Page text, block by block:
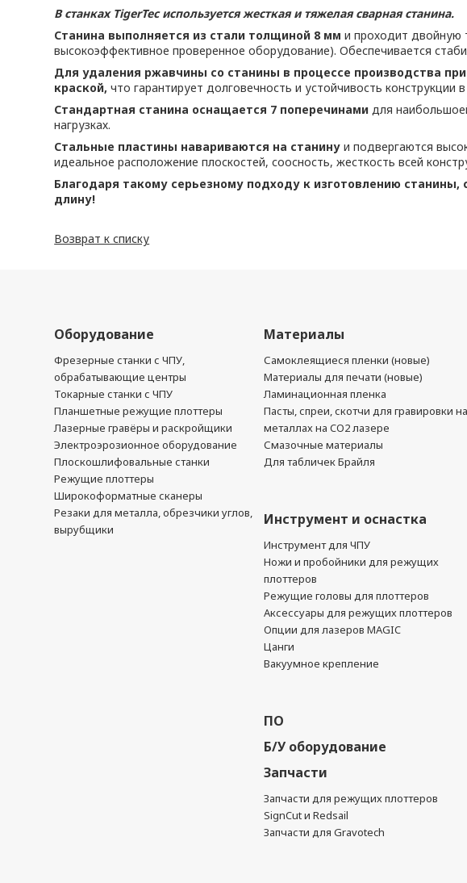
В станках TigerTec используется жесткая и тяжелая сварная станина.
Станина выполняется из стали толщиной 8 мм и проходит двойную
высокоэффективное проверенное оборудование). Обеспечивается
Для удаления ржавчины со станины в процессе производства
краской, что гарантирует долговечность и устойчивость
Стандартная станина оснащается 7 поперечинами для
нагрузках.
Стальные пластины навариваются на станину и подвергаются
идеальное расположение плоскостей, соосность, жесткость всей
Благодаря такому серьезному подходу к изготовлению
длину!
Возврат к списку
Оборудование
Фрезерные станки с ЧПУ,
обрабатывающие центры
Токарные станки с ЧПУ
Планшетные режущие плоттеры
Лазерные гравёры и раскройщики
Электроэрозионное оборудование
Плоскошлифовальные станки
Режущие плоттеры
Широкоформатные сканеры
Резаки для металла, обрезчики углов,
вырубщики
Материалы
Самоклеящиеся пленки (новые)
Материалы для печати (новые)
Ламинационная пленка
Пасты, спреи, скотчи для гравировки на
металлах на CO2 лазере
Смазочные материалы
Для табличек Брайля
Инструмент и оснастка
Инструмент для ЧПУ
Ножи и пробойники для режущих
плоттеров
Режущие головы для плоттеров
Аксессуары для режущих плоттеров
Опции для лазеров MAGIC
Цанги
Вакуумное крепление
ПО
Б/У оборудование
Запчасти
Запчасти для режущих плоттеров
SignCut и Redsail
Запчасти для Gravotech